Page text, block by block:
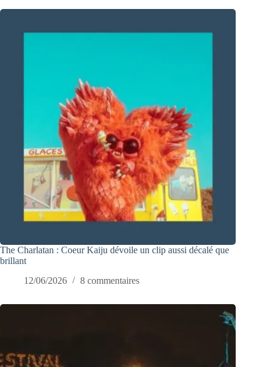
The Charlatan : Coeur Kaiju dévoile un clip aussi décalé que
brillant
12/06/2026
8 commentaires